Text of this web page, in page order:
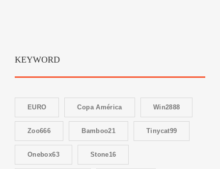
KEYWORD
EURO Copa América Win2888
Zoo666 Bamboo21 Tinycat99
Onebox63 Stone16